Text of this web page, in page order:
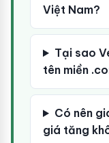
Việt Nam?
Tại sao
tên miền
Có nên
giá tăng